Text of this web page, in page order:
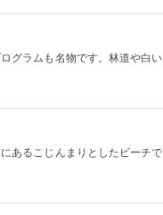
グラムも名物です。林道や白い
あるこじんまりとしたビーチで